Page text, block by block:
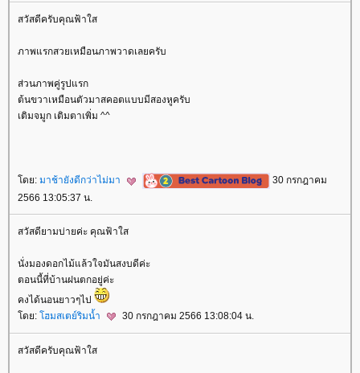
สวัสดีครับคุณฟ้าใส
ภาพแรกสวยเหมือนภาพวาดเลยครับ
ส่วนภาพคู่รูปแรก
ต้นขวาเหมือนตัวมาสคอตแบบมีสองหูครับ
เติมจมูก เติมตาเพิ่ม ^^
ดย: มาช้ายังดีกว่าไม่มา
30 กรกฎาคม
2566 13:05:37 น.
สวัสดียามบ่ายค่ะ คุณฟ้าใส
นั่งมองดอกไม้แล้วใจมันสงบดีค่ะ
ตอนนี้ที่บ้านฝนตกอยู่ค่ะ
คงได้นอนยาวๆไป
ดย: ฮมสเตย์ริมน้ำ 30 กรกฎาคม 2566 13:08:04 น.
สวัสดีครับคุณฟ้าใส